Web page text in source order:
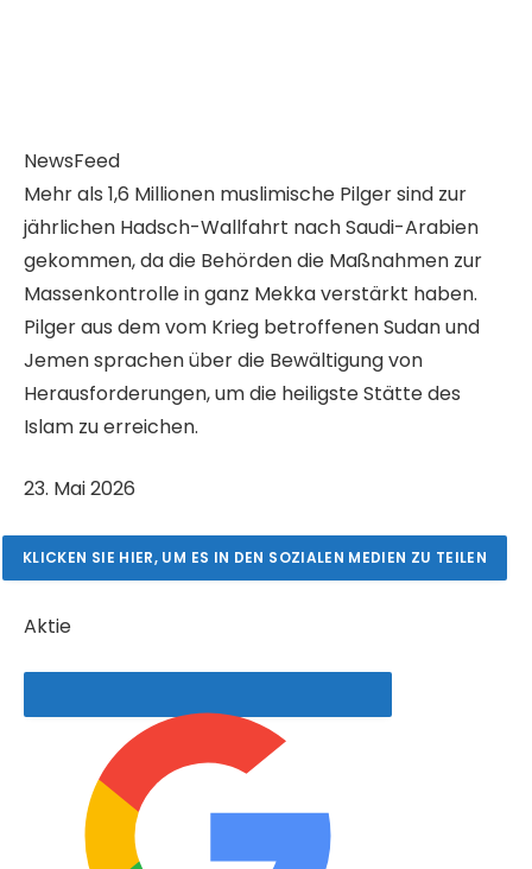
NewsFeed
Mehr als 1,6 Millionen muslimische Pilger sind zur
jährlichen Hadsch-Wallfahrt nach Saudi-Arabien
gekommen, da die Behörden die Maßnahmen zur
Massenkontrolle in ganz Mekka verstärkt haben.
Pilger aus dem vom Krieg betroffenen Sudan und
Jemen sprachen über die Bewältigung von
Herausforderungen, um die heiligste Stätte des
Islam zu erreichen.
V
r
ö
f
n
23. Mai 2026
KLICKEN SIE HIER, UM ES IN DEN SOZIALEN MEDIEN ZU TEILEN
Aktie